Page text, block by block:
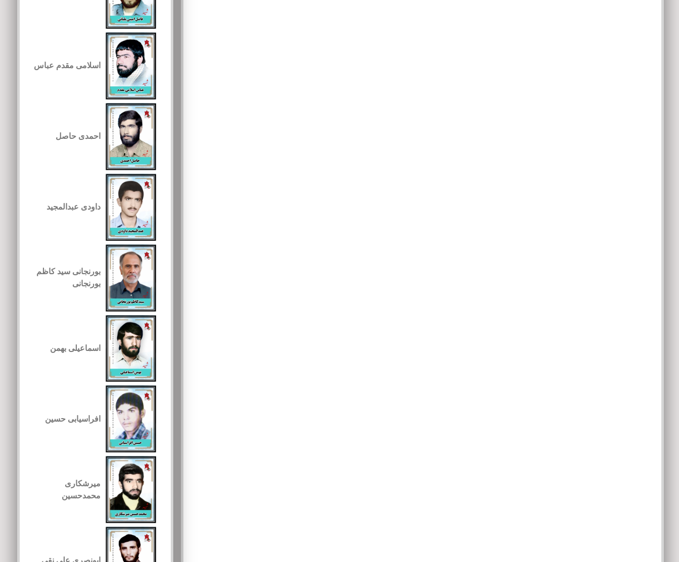
اسلامی مقدم عباس
احمدی حاصل
داودی عبدالمجید
بورنجانی سید کاظم
بورنجانی
اسماعیلی بهمن
افراسیابی حسین
میرشکاری
محمدحسین
ابونصری علی نقی